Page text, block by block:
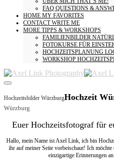
FAQ QUESTIONS &
HOME MY FAVORITES
CONTACTWRITE ME
MORE TIPPS & WORKSHOPS
FAMILIENBILDER
FOTOKURSE FÜR
HOCHZEITSPLANUNG
WORKSHOP
Hochzeitsbilder WürzburgHochzeit
Würzburg
Euer Hochzeitsfotograf für
Hallo, mein Name ist Axel Link, ich bin
ihr auf meiner Seite vorbeischaut! Ich
einzigartige Erinnerungen